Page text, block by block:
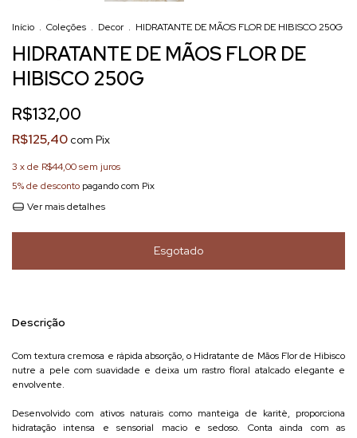
Início . Coleções . Decor . HIDRATANTE DE MÃOS FLOR DE HIBISCO 250G
HIDRATANTE DE MÃOS FLOR DE
HIBISCO 250G
R$132,00
R$125,40 com Pix
3 x de R$44,00sem juros
5% de desconto pagando com Pix
Ver mais detalhes
Descrição
Com textura cremosa e rápida absorção, o Hidratante de Mãos Flor de Hibisco
nutre a pele com suavidade e deixa um rastro floral atalcado elegante e
envolvente.
Desenvolvido com ativos naturais como manteiga de karitè, proporciona
hidratação intensa e sensorial macio e sedoso. Conta ainda com as